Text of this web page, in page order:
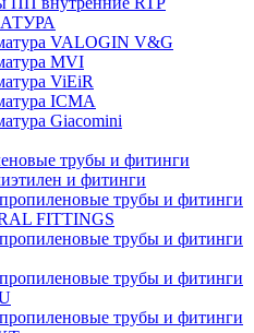
VALOGIN V&G
MVI
ViEiR
ICMA
Giacomini
трубы и фитинги
и фитинги
трубы и фитинги
FITTINGS
трубы и фитинги
трубы и фитинги
трубы и фитинги